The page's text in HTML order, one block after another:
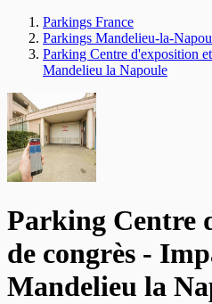
Parkings France
Parkings Mandelieu-la-
Parking Centre d'exposition
Mandelieu la Napoule
Parking Centre
de congrès -
Mandelieu la